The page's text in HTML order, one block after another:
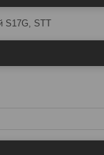
S17G, STT